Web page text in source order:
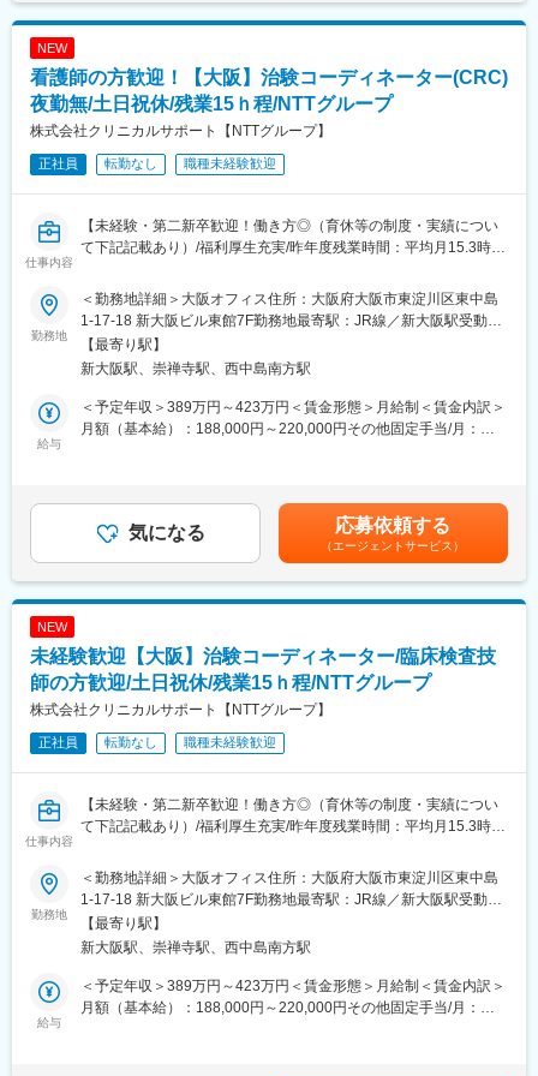
ドスローガンに掲げ、お客さまの生活・健康上のお困りごとを解
決し、快適な暮らしに貢献することを使命に事業展開していま
す。
・数字で見る小林製薬
https://www.kobayashi.co.jp/recruitment/environment/index.html
■治験コーディネーターで得られるスキル：
患者さんに治験の内容をわかりやすく説明したり、医師や看護師
と連携することで伝える力が身に付きます。
（2）スケジュール管理力：
治験には決まった検査や診察の予定があるため、患者さんが無理
なく通えるように予定を調整する力が身につきます。
（3）医療の知識：
増えていきます。薬剤師や看護師と話す機会も多いため学ぶこと
も多いです。
す。パソコンの使い方や、正確に記録する力が身につきます。
（5）チームで働く力：
治験は医師、看護師、薬剤師など、いろんな職種の人と協力して
進めるので、チームワークの大切さを学べます。
【同社で働くメリット】
■安心の働きやすさ：
手当もございます。
■充実の研修制度：
導入研修が80時間あり、手厚いフォロー体制があります。
■キャリアステップ：
CRCとして幅広い経験を積むことや、スペシャリストとして特定
の疾患領域の専門的な経験を積んでいくことも可能です。
また、グループの垣根を超えCRCからSMAやCRAへのキャリアチ
変更の範囲：会社の定める業務
NEW
看護師の方歓迎！【大阪】治験コーディネーター(CRC)
夜勤無/土日祝休/残業15ｈ程/NTTグループ
株式会社クリニカルサポート【NTTグループ】
正社員 転勤なし 職種未経験歓迎
仕事内容
【未経験・第二新卒歓迎！働き方◎（育休等の制度・実績につい
て下記記載あり）/福利厚生充実/昨年度残業時間：平均月15.3時
■業務内容
医療機関内で患者様や医師、各部門間のコーディネート（調整）
業務を行い、製薬会社と医療機関の架け橋となり臨床試験（治
験）のスムーズな進行を支援します。
・患者様に対して：
治験の説明補助や治験スケジュール説明、質問・相談対応、精神
・製薬会社担当者に対して：
実施している治験に関する情報を担当者へ提供し、治験進行の調
品など大規模病院ならではのプロジェクトを狭く深く経験できま
す。
大規模病院では、複数のプロジェクトを受託する為、必ず複数名
フイベントと両立して長く就業出来るように、完全チーム制や時
間単位の有給取得、スーパーフレックスタイム制度を導入し（原
育児休業は満3歳まで、育児短時間勤務は小学校3年年まで利用可
能です。
■キャリアパス
と、チームのプロジェクトの進捗管理やメンバーのフォローをし
ています。更に管理職であるマネージャーに任命されるとオフィ
勤務地
＜勤務地詳細＞大阪オフィス住所：大阪府大阪市東淀川区東中島
1-17-18 新大阪ビル東館7F勤務地最寄駅：JR線／新大阪駅受動喫
煙対策：屋内全面禁煙変更の範囲：会社の定める事業所
【最寄り駅】
新大阪駅、崇禅寺駅、西中島南方駅
給与
＜予定年収＞389万円～423万円＜賃金形態＞月給制＜賃金内訳＞
月額（基本給）：188,000円～220,000円その他固定手当/月：
業手当＞有＜給与補足＞■優秀成績者は別途5万円、3万円、1万円/
月の報奨金あり（月3人程度）。■出張（外勤）手当有り（実費
+距離に応じて支給）■入社5年目チーフ、500万円（手当込・残業
代別）■入社7年目リーダー、550万円（手当込・残業代別）賃金
はあくまでも目安の金額であり、選考を通じて上下する可能性が
気になる 応募依頼する
（エージェントサービス）
NEW
未経験歓迎【大阪】治験コーディネーター/臨床検査技
師の方歓迎/土日祝休/残業15ｈ程/NTTグループ
株式会社クリニカルサポート【NTTグループ】
正社員 転勤なし 職種未経験歓迎
仕事内容
【未経験・第二新卒歓迎！働き方◎（育休等の制度・実績につい
て下記記載あり）/福利厚生充実/昨年度残業時間：平均月15.3時
■業務内容
医療機関内で患者様や医師、各部門間のコーディネート（調整）
業務を行い、製薬会社と医療機関の架け橋となり臨床試験（治
験）のスムーズな進行を支援します。
・患者様に対して：
治験の説明補助や治験スケジュール説明、質問・相談対応、精神
勤務地
＜勤務地詳細＞大阪オフィス住所：大阪府大阪市東淀川区東中島
1-17-18 新大阪ビル東館7F勤務地最寄駅：JR線／新大阪駅受動喫
煙対策：屋内全面禁煙変更の範囲：会社の定める事業所
【最寄り駅】
新大阪駅、崇禅寺駅、西中島南方駅
給与
＜予定年収＞389万円～423万円＜賃金形態＞月給制＜賃金内訳＞
月額（基本給）：188,000円～220,000円その他固定手当/月：